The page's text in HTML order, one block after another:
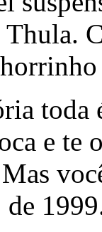
toda
e te
de